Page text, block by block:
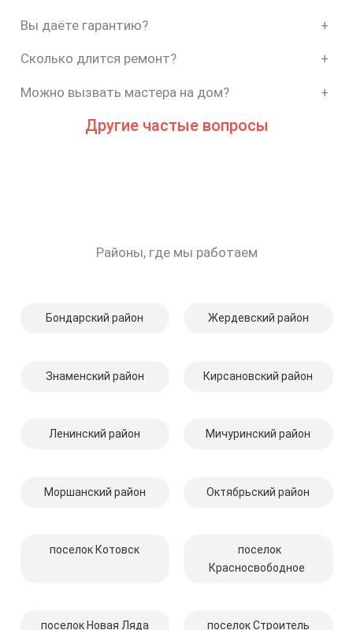
Вы даёте гарантию? +
Сколько длится ремонт? +
Можно вызвать мастера на дом? +
Другие частые вопросы
Районы, где мы работаем
Бондарский район Жердевский район
Знаменский район Кирсановский район
Ленинский район Мичуринский район
Моршанский район Октябрьский район
поселок Котовск
поселок
Красносвободное
поселок Новая Ляда поселок Строитель